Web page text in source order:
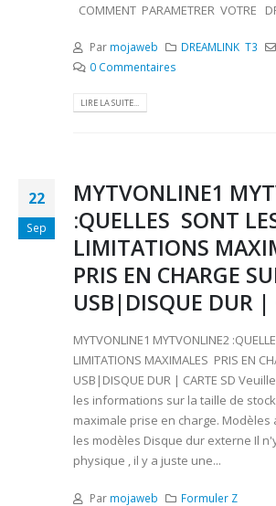
COMMENT PARAMETRER VOTRE
Par mojaweb DREAMLINK T3
0 Commentaires
LIRE LA SUITE...
22
Sep
MYTVONLINE1
:QUELLES SONT
LIMITATIONS
PRIS EN CHARGE
USB|DISQUE DUR |
MYTVONLINE1 MYTVONLINE2
LIMITATIONS MAXIMALES PRIS EN
USB|DISQUE DUR | CARTE SD
les informations sur la taille de
maximale prise en charge. Modèles
les modèles Disque dur externe Il
physique , il y a juste une...
Par mojaweb
Formuler Z